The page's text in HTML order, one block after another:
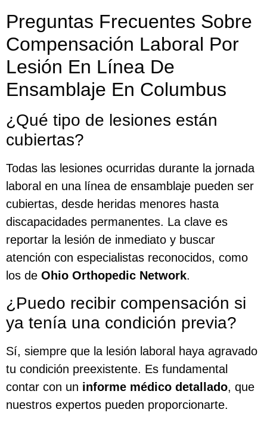
Preguntas Frecuentes Sobre
Compensación Laboral Por
Lesión En Línea De
Ensamblaje En Columbus
¿Qué tipo de lesiones están
cubiertas?
Todas las lesiones ocurridas durante la jornada
laboral en una línea de ensamblaje pueden ser
cubiertas, desde heridas menores hasta
discapacidades permanentes. La clave es
reportar la lesión de inmediato y buscar
atención con especialistas reconocidos, como
los de Ohio Orthopedic Network.
¿Puedo recibir compensación si
ya tenía una condición previa?
Sí, siempre que la lesión laboral haya agravado
tu condición preexistente. Es fundamental
contar con un informe médico detallado, que
nuestros expertos pueden proporcionarte.